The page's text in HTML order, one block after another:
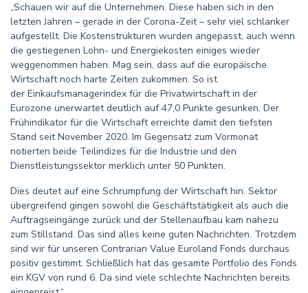
„Schauen wir auf die Unternehmen. Diese haben sich in den
letzten Jahren – gerade in der Corona-Zeit – sehr viel schlanker
aufgestellt. Die Kostenstrukturen wurden angepasst, auch wenn
die gestiegenen Lohn- und Energiekosten einiges wieder
weggenommen haben. Mag sein, dass auf die europäische
Wirtschaft noch harte Zeiten zukommen. So ist
der Einkaufsmanagerindex für die Privatwirtschaft in der
Eurozone unerwartet deutlich auf 47,0 Punkte gesunken. Der
Frühindikator für die Wirtschaft erreichte damit den tiefsten
Stand seit November 2020. Im Gegensatz zum Vormonat
notierten beide Teilindizes für die Industrie und den
Dienstleistungssektor merklich unter 50 Punkten.
Dies deutet auf eine Schrumpfung der Wirtschaft hin. Sektor
übergreifend gingen sowohl die Geschäftstätigkeit als auch die
Auftragseingänge zurück und der Stellenaufbau kam nahezu
zum Stillstand. Das sind alles keine guten Nachrichten. Trotzdem
sind wir für unseren Contrarian Value Euroland Fonds durchaus
positiv gestimmt. Schließlich hat das gesamte Portfolio des Fonds
ein KGV von rund 6. Da sind viele schlechte Nachrichten bereits